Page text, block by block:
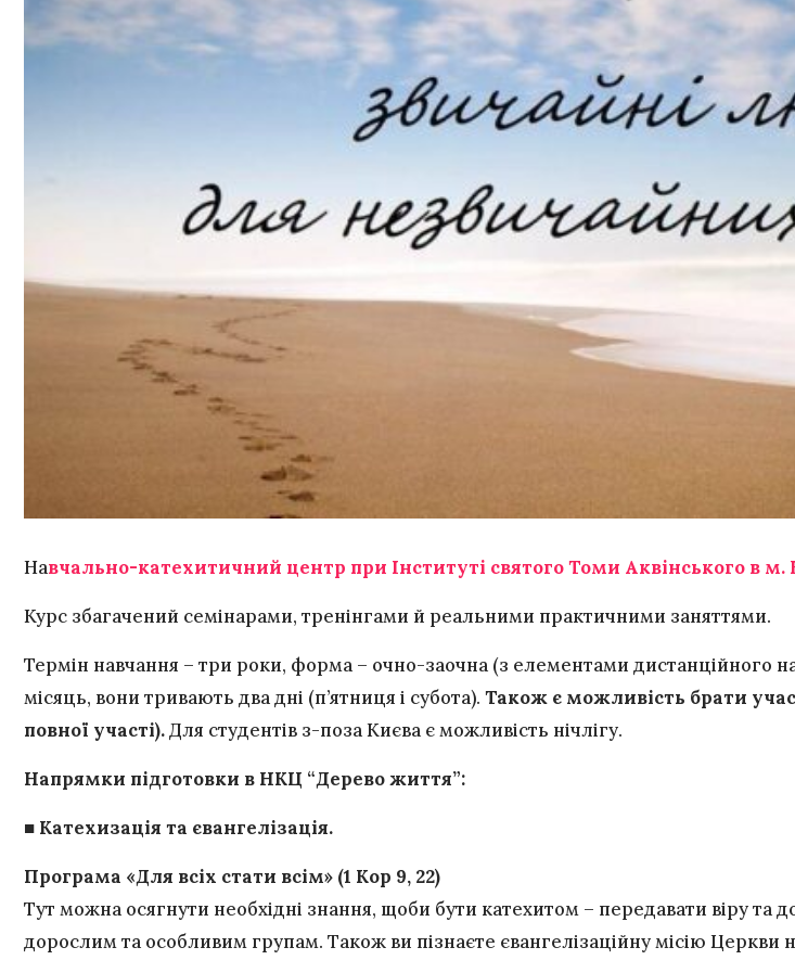
Навчально-катехитичний центр при Інституті святого Томи Аквінського в м.
Курс збагачений семінарами, тренінгами й реальними практичними заняттями.
Термін навчання – три роки, форма – очно-заочна (з елементами дистанційного
місяць, вони тривають два дні (п’ятниця і субота). Також є можливість брати
повної участі).Для студентів з-поза Києва є можливість нічлігу.
Напрямки підготовки в НКЦ “Дерево життя”:
■ Катехизація та євангелізація.
Програма «Для всіх стати всім» (1 Кор 9, 22)
Тут можна осягнути необхідні знання, щоби бути катехитом – передавати віру та
дорослим та особливим групам. Також ви пізнаєте євангелізаційну місію Церкви